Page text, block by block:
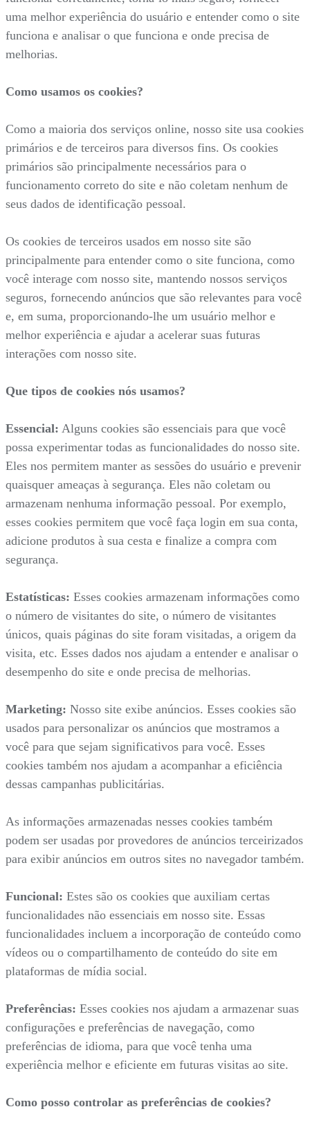
uma melhor experiência do usuário e entender como o site
funciona e analisar o que funciona e onde precisa de
melhorias.
Como usamos os cookies?
Como a maioria dos serviços online, nosso site usa cookies
primários e de terceiros para diversos fins. Os cookies
primários são principalmente necessários para o
funcionamento correto do site e não coletam nenhum de
seus dados de identificação pessoal.
Os cookies de terceiros usados em nosso site são
principalmente para entender como o site funciona, como
você interage com nosso site, mantendo nossos serviços
seguros, fornecendo anúncios que são relevantes para você
e, em suma, proporcionando-lhe um usuário melhor e
melhor experiência e ajudar a acelerar suas futuras
interações com nosso site.
Que tipos de cookies nós usamos?
Essencial: Alguns cookies são essenciais para que você
possa experimentar todas as funcionalidades do nosso site.
Eles nos permitem manter as sessões do usuário e prevenir
quaisquer ameaças à segurança. Eles não coletam ou
armazenam nenhuma informação pessoal. Por exemplo,
esses cookies permitem que você faça login em sua conta,
adicione produtos à sua cesta e finalize a compra com
segurança.
Estatísticas: Esses cookies armazenam informações como
o número de visitantes do site, o número de visitantes
únicos, quais páginas do site foram visitadas, a origem da
visita, etc. Esses dados nos ajudam a entender e analisar o
desempenho do site e onde precisa de melhorias.
Marketing: Nosso site exibe anúncios. Esses cookies são
usados para personalizar os anúncios que mostramos a
você para que sejam significativos para você. Esses
cookies também nos ajudam a acompanhar a eficiência
dessas campanhas publicitárias.
As informações armazenadas nesses cookies também
podem ser usadas por provedores de anúncios terceirizados
para exibir anúncios em outros sites no navegador também.
Funcional: Estes são os cookies que auxiliam certas
funcionalidades não essenciais em nosso site. Essas
funcionalidades incluem a incorporação de conteúdo como
vídeos ou o compartilhamento de conteúdo do site em
plataformas de mídia social.
Preferências: Esses cookies nos ajudam a armazenar suas
configurações e preferências de navegação, como
preferências de idioma, para que você tenha uma
experiência melhor e eficiente em futuras visitas ao site.
Como posso controlar as preferências de cookies?